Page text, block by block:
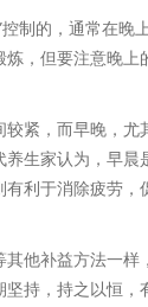
制的，通常在晚
，但要注意晚上
紧，而早晚，尤
生家认为，早晨
利于消除疲劳
他补益方法一样
持，持之以恒